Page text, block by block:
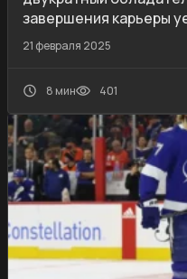
завершения карьеры
21 февраля 2025
8 мин 401